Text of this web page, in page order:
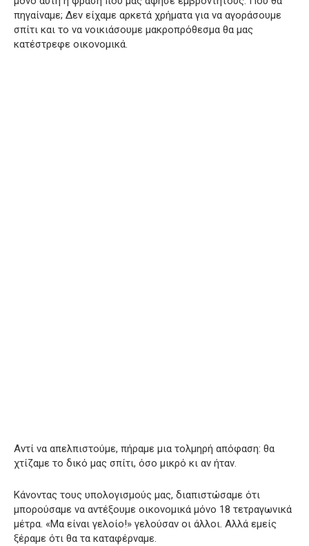
πηγαίναμε; Δεν είχαμε αρκετά χρήματα για να αγοράσουμε
σπίτι και το να νοικιάσουμε μακροπρόθεσμα θα μας
κατέστρεφε οικονομικά.
Αντί να απελπιστούμε, πήραμε μια τολμηρή απόφαση: θα
χτίζαμε το δικό μας σπίτι, όσο μικρό κι αν ήταν.
Κάνοντας τους υπολογισμούς μας, διαπιστώσαμε ότι
μπορούσαμε να αντέξουμε οικονομικά μόνο 18 τετραγωνικά
μέτρα. «Μα είναι γελοίο!» γελούσαν οι άλλοι. Αλλά εμείς
ξέραμε ότι θα τα καταφέρναμε.